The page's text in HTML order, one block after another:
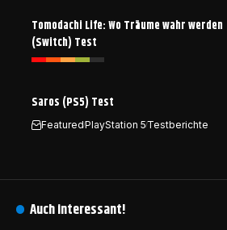
Tomodachi Life: Wo Träume wahr werden
(Switch) Test
Saros (PS5) Test
FeaturedPlayStation 5Testberichte
Auch interessant!